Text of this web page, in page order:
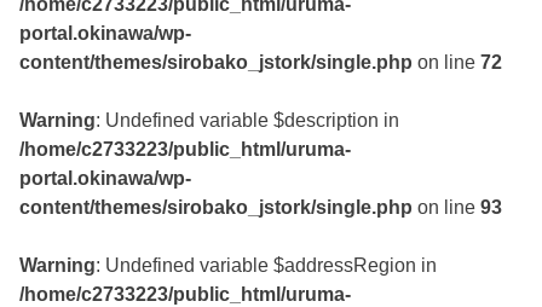
portal.okinawa/wp-
content/themes/sirobako_jstork/single.php on line72
Warning: Undefined variable $description in
/home/c2733223/public_html/uruma-
portal.okinawa/wp-
content/themes/sirobako_jstork/single.php on line93
Warning: Undefined variable $addressRegion in
/home/c2733223/public_html/uruma-